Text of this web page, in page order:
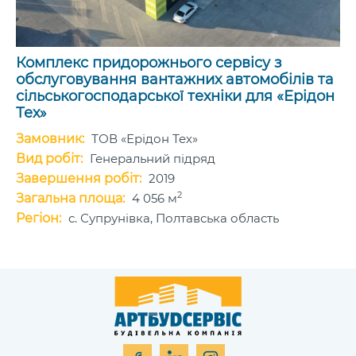
Комплекс придорожнього сервісу з
обслуговування вантажних автомобілів та
сільськогосподарської техніки для «Ерідон
Тех»
Замовник: ТОВ «Ерідон Тех»
Вид робіт: Генеральний підряд
Завершення робіт: 2019
Загальна площа: 4 056 м2
Регіон: с. Супрунівка, Полтавська область